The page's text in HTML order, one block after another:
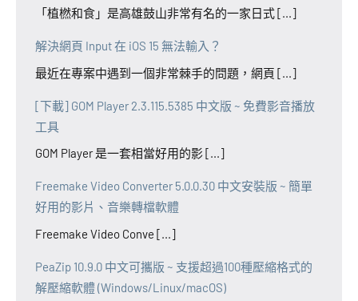
「植橪和食」是高雄鼓山非常有名的一家日式 [...]
解決網頁 Input 在 iOS 15 無法輸入？
最近在專案中遇到一個非常棘手的問題，網頁 [...]
[下載] GOM Player 2.3.115.5385 中文版 ~ 免費影音播放
工具
GOM Player 是一套相當好用的影 [...]
Freemake Video Converter 5.0.0.30 中文安裝版 ~ 簡單
好用的影片、音樂轉檔軟體
Freemake Video Conve [...]
PeaZip 10.9.0 中文可攜版 ~ 支援超過100種壓縮格式的
解壓縮軟體 (Windows/Linux/macOS)